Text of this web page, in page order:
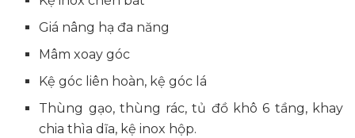
Giá nâng hạ đa năng
Mâm xoay góc
Kệ góc liên hoàn, kệ góc lá
Thùng gạo, thùng rác, tủ đồ khô 6 tầng, khay
chia thìa dĩa, kệ inox hộp.